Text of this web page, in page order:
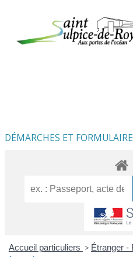
DÉMARCHES ET
Accueil particuliers > Étranger -